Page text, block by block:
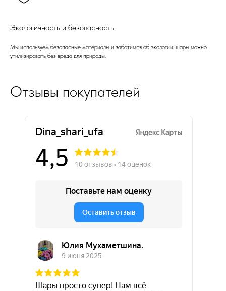
Экологичность и безопасность
Мы используем безопасные материалы и заботимся об экологии: шары можно
утилизировать без вреда для природы.
Отзывы покупателей